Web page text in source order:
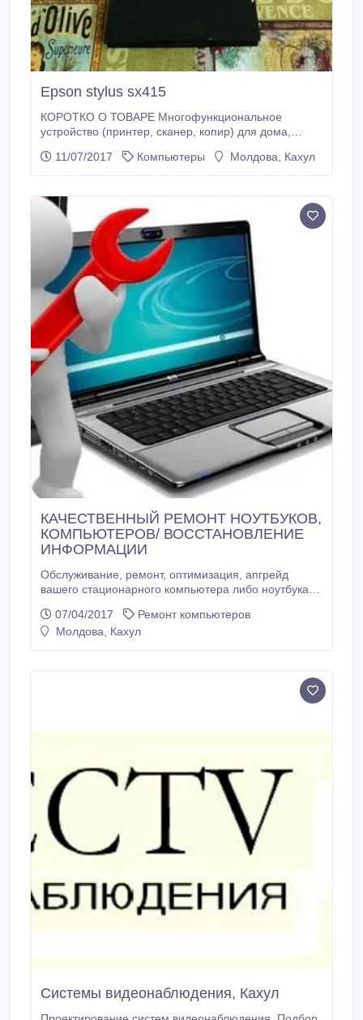
Epson stylus sx415
КОРОТКО О ТОВАРЕ Многофункциональное
устройство (принтер, сканер, копир) для дома,
формат печати A4 (210 297 мм) печать фотографий
11/07/2017 Компьютеры Молдова, Кахул
КАЧЕСТВЕННЫЙ РЕМОНТ НОУТБУКОВ,
КОМПЬЮТЕРОВ/ ВОССТАНОВЛЕНИЕ
ИНФОРМАЦИИ
Обслуживание, ремонт, оптимизация, апгрейд
вашего стационарного компьютера либо ноутбука. -
настройка/ восстановление Windows XP, Vista, 7, 8. -
Установка MS Office. - Mодернизация (Upgrade). -
07/04/2017
Ремонт компьютеров
Молдова, Кахул
Системы видеонаблюдения, Кахул